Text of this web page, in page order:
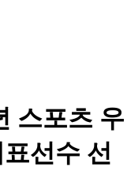
스포츠 우
선수 선